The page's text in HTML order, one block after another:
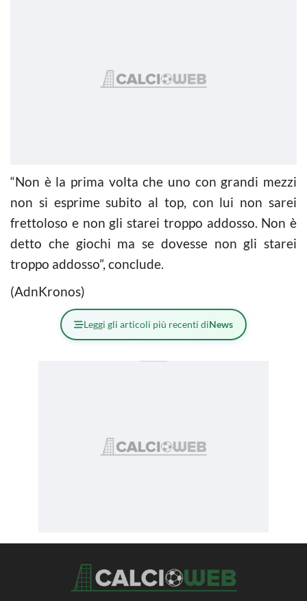
“Non è la prima volta che uno con grandi mezzi
non si esprime subito al top, con lui non sarei
frettoloso e non gli starei troppo addosso. Non è
detto che giochi ma se dovesse non gli starei
troppo addosso”, conclude.
(AdnKronos)
Leggi gli articoli più recenti diNews